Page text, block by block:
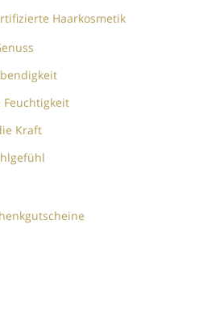
Haarkosmetik
Kraft